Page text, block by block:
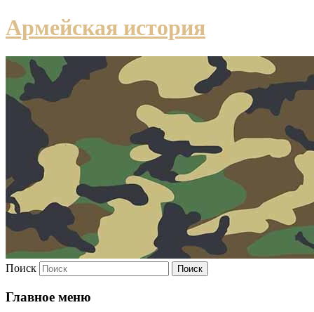
Армейская история
Поиск
Главное меню